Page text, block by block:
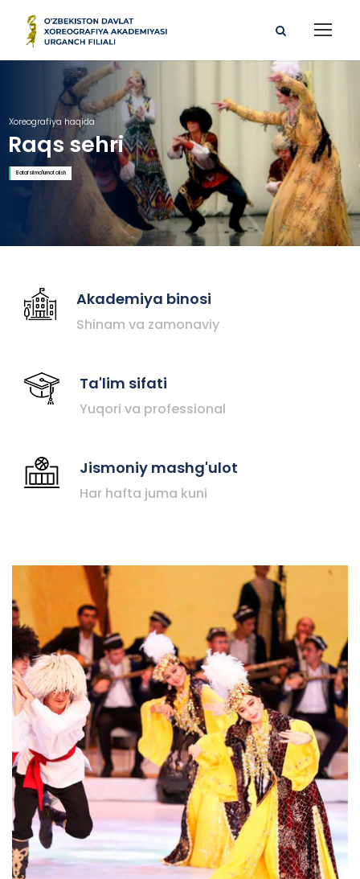
Xoreografiya haqida
Raqs sehri
Batafsil ma'lumot olish
Akademiya binosi
Shinam va zamonaviy
Ta'lim sifati
Yuqori va professional
Jismoniy mashg'ulot
Har hafta juma kuni